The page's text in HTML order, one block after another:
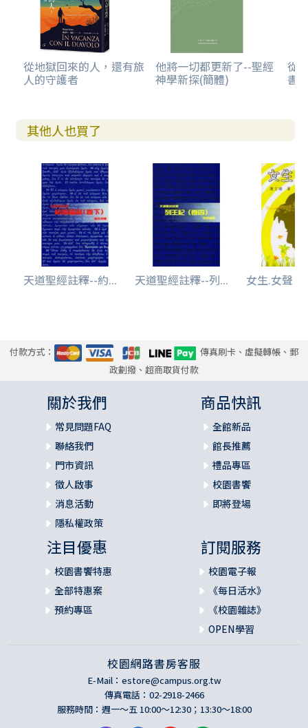
從地獄回來的人，還有旅
人的守護者
他將一切都更新了--聖經
神學新探(簡體)
從
書
其他人也買了
天道聖經註釋--約... 天道聖經註釋--列... 女生.女聲
付款方式：
傳真刷卡、虛擬轉帳、郵
政劃撥、超商取貨付款
關於我們
常見問題FAQ
聯絡我們
門市資訊
徵人啟事
消息活動
隱私權政策
商品快訊
全館新品
館長推薦
禮品專區
校園書饗
即將登場
注目優惠
校園書饗特惠
全部特惠案
預約專區
訂閱服務
校園電子報
《每日活水》
《校園雜誌》
OPEN學習
校園網路書房客服
E-Mail： estore@campus.org.tw
傳真電話：02-2918-2466
服務時間：週一～五 10:00～12:30；13:30～18:00